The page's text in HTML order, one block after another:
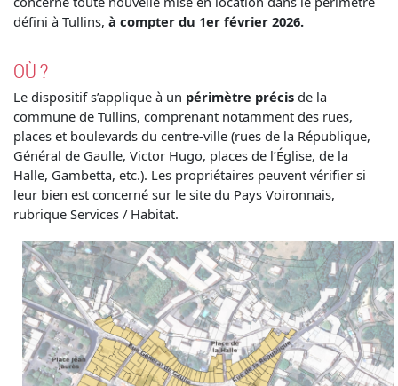
défini à Tullins, à compter du 1er février 2026.
OÙ ?
Le dispositif s’applique à un périmètre précis de la
commune de Tullins, comprenant notamment des rues,
places et boulevards du centre-ville (rues de la République,
Général de Gaulle, Victor Hugo, places de l’Église, de la
Halle, Gambetta, etc.). Les propriétaires peuvent vérifier si
leur bien est concerné sur le site du Pays Voironnais,
rubrique Services / Habitat.